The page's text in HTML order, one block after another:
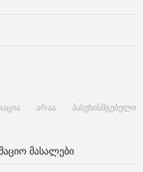
არაა პასუხისმგებელი
ᲛᲐᲡᲐᲚᲔᲑᲘ